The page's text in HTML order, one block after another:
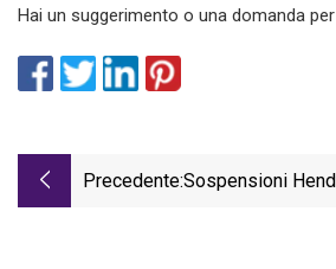
Hai un suggerimento o una domanda
Precedente:Sospensioni